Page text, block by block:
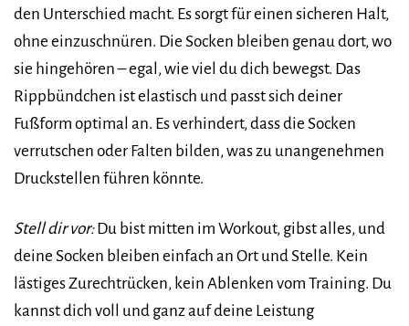
den Unterschied macht. Es sorgt für einen sicheren Halt,
ohne einzuschnüren. Die Socken bleiben genau dort, wo
sie hingehören – egal, wie viel du dich bewegst. Das
Rippbündchen ist elastisch und passt sich deiner
Fußform optimal an. Es verhindert, dass die Socken
verrutschen oder Falten bilden, was zu unangenehmen
Druckstellen führen könnte.
Stell dir vor:Du bist mitten im Workout, gibst alles, und
deine Socken bleiben einfach an Ort und Stelle. Kein
lästiges Zurechtrücken, kein Ablenken vom Training. Du
kannst dich voll und ganz auf deine Leistung